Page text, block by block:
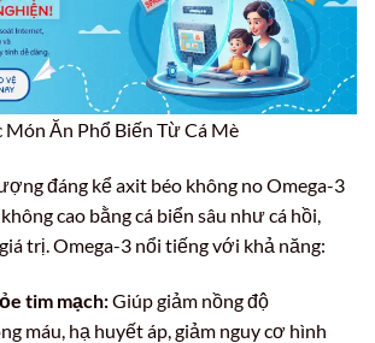
Món Ăn Phổ Biến Từ Cá Mè
đáng kể axit béo không no Omega-3
cao bằng cá biển sâu như cá hồi,
trị. Omega-3 nổi tiếng với khả năng:
tim mạch:Giúp giảm nồng độ
máu, hạ huyết áp, giảm nguy cơ hình